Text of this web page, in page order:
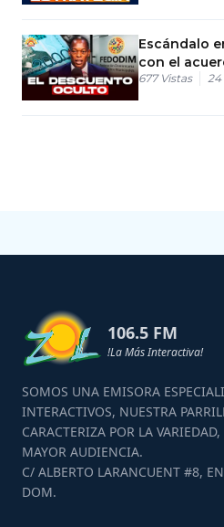
Escándalo
con el
677 Vistas 24
106.5 FM
!La Más Interactiva!
SOMOS UNA EMISORA
INTERACTIVOS, NUESTRA
CARACTERIZA POR LA
MAYOR AUDIENCIA.
C/ ALBERTO LARANCUENT #8,
DOM.